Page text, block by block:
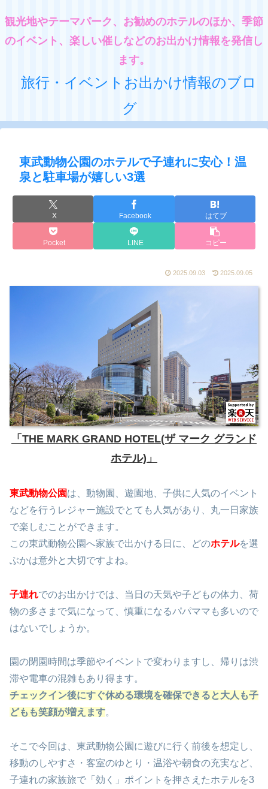
観光地やテーマパーク、お勧めのホテルのほか、季節
のイベント、楽しい催しなどのお出かけ情報を発信し
ます。
旅行・イベントお出かけ情報のブロ
グ
東武動物公園のホテルで子連れに安心！温
泉と駐車場が嬉しい3選
X Facebook はてブ
Pocket LINE コピー
2025.09.03 2025.09.05
「THE MARK GRAND HOTEL(ザ マーク グランド
ホテル)」
東武動物公園は、動物園、遊園地、子供に人気のイベント
などを行うレジャー施設でとても人気があり、丸一日家族
で楽しむことができます。
この東武動物公園へ家族で出かける日に、どのホテルを選
ぶかは意外と大切ですよね。
子連れでのお出かけでは、当日の天気や子どもの体力、荷
物の多さまで気になって、慎重になるパパママも多いので
はないでしょうか。
園の閉園時間は季節やイベントで変わりますし、帰りは渋
滞や電車の混雑もあり得ます。
チェックイン後にすぐ休める環境を確保できると大人も子
どもも笑顔が増えます。
そこで今回は、東武動物公園に遊びに行く前後を想定し、
移動のしやすさ・客室のゆとり・温浴や朝食の充実など、
子連れの家族旅で「効く」ポイントを押さえたホテルを3